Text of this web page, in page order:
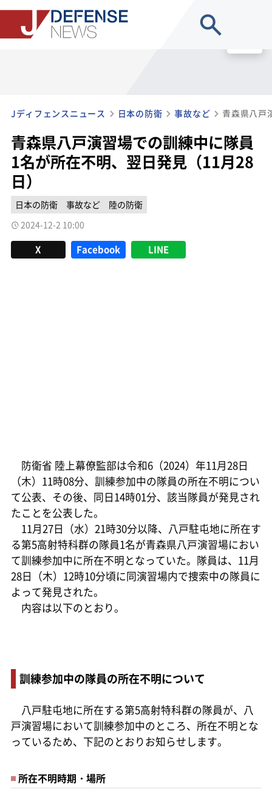
Jディフェンスニュース 日本の防衛 事故など
青森県八戸演習場での訓練中に隊員
1名が所在不明、翌日発見（11月28
日）
日本の防衛 事故など
陸の防衛
2024-12-2 10:00
X Facebook LINE
防衛省 陸上幕僚監部は令和6（2024）年11月28日
（木）11時08分、訓練参加中の隊員の所在不明につい
て公表、その後、同日14時01分、該当隊員が発見され
たことを公表した。
11月27日（水）21時30分以降、八戸駐屯地に所在す
る第5高射特科群の隊員1名が青森県八戸演習場におい
て訓練参加中に所在不明となっていた。隊員は、11月
28日（木）12時10分頃に同演習場内で捜索中の隊員に
よって発見された。
内容は以下のとおり。
訓練参加中の隊員の所在不明について
八戸駐屯地に所在する第5高射特科群の隊員が、八
戸演習場において訓練参加中のところ、所在不明とな
っているため、下記のとおりお知らせします。
所在不明時期・場所